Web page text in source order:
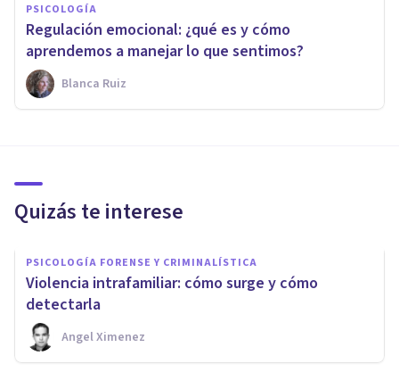
PSICOLOGÍA
Regulación emocional: ¿qué es y cómo
aprendemos a manejar lo que sentimos?
Blanca Ruiz
Quizás te interese
PSICOLOGÍA FORENSE Y CRIMINALÍSTICA
Violencia intrafamiliar: cómo surge y cómo
detectarla
Angel Ximenez